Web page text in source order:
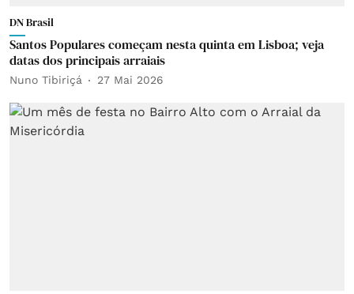
DN Brasil
Santos Populares começam nesta quinta em Lisboa; veja
datas dos principais arraiais
Nuno Tibiriçá 27 Mai 2026